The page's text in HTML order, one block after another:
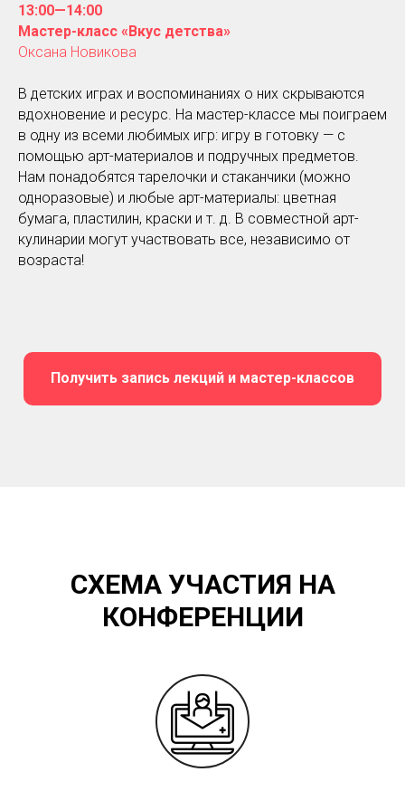
13:00—14:00
Мастер-класс «Вкус детства»
Оксана Новикова
В детских играх и воспоминаниях о них скрываются
вдохновение и ресурс. На мастер-классе мы поиграем
в одну из всеми любимых игр: игру в готовку — с
помощью арт-материалов и подручных предметов.
Нам понадобятся тарелочки и стаканчики (можно
одноразовые) и любые арт-материалы: цветная
бумага, пластилин, краски и т. д. В совместной арт-
кулинарии могут участвовать все, независимо от
возраста!
Получить запись лекций и мастер-классов
СХЕМА УЧАСТИЯ НА
КОНФЕРЕНЦИИ